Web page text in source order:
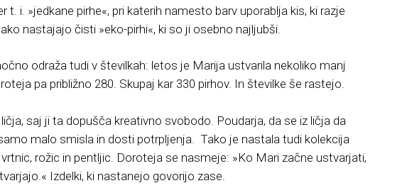
t. i. »jedkane pirhe«, pri katerih namesto barv uporablja kis, ki razje
nastajajo čisti »eko-pirhi«, ki so ji osebno najljubši.
odraža tudi v številkah: letos je Marija ustvarila nekoliko manj
pa približno 280. Skupaj kar 330 pirhov. In številke še rastejo.
saj ji ta dopušča kreativno svobodo. Poudarja, da se iz ličja da
malo smisla in dosti potrpljenja. Tako je nastala tudi kolekcija
rožic in pentljic. Doroteja se nasmeje: »Ko Mari začne ustvarjati,
Izdelki, ki nastanejo govorijo zase.